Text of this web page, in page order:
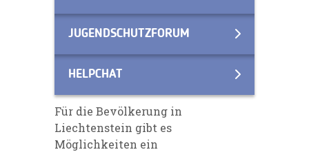
JUGENDSCHUTZFORUM
HELPCHAT
Für die Bevölkerung in
Liechtenstein gibt es
Möglichkeiten ein